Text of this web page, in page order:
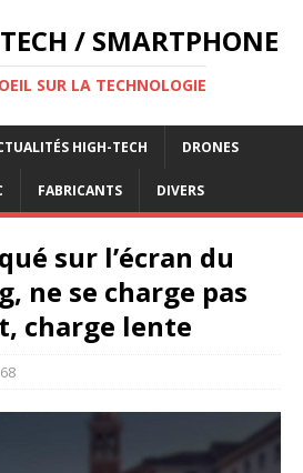
/ SMARTPHONE
SUR LA TECHNOLOGIE
HIGH-TECH DRONES
FABRICANTS DIVERS
sur l’écran du
ne se charge pas
charge lente